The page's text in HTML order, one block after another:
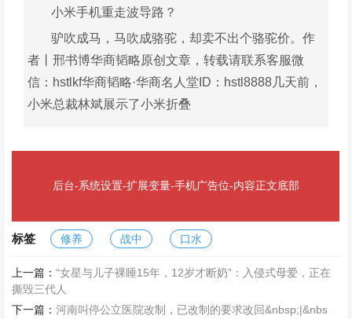
小米手机重走波导路？
驴吹成马，马吹成骆驼，却卖不出个骆驼价。作
者丨邢书博华商韬略原创文章，转载请联系客服微
信：hstlkf华商韬略·华商名人堂ID：hstl8888几天前，
小米总裁林斌展示了小米折叠
后台-系统设置-扩展变量-手机广告位-内容正文底部
标签 修养 战中 口水
上一篇：“女星与儿子裸睡15年，12岁才断奶”：入侵式母爱，正在
撕毁三代人
下一篇：河南叫停公立医院改制，已改制的要求改回&nbsp;|&nbs